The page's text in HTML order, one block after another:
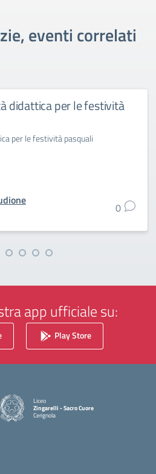
eventi correlati
didattica per le festività
per le festività pasquali
0
app ufficiale su:
Play Store
Liceo
Zingarelli - Sacro Cuore
Cerignola
— Visita la pagina iniziale della scuola